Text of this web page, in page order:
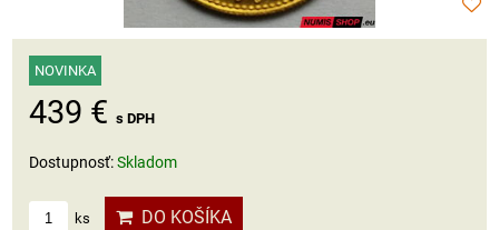
NOVINKA
439 € s DPH
Dostupnosť:Skladom
ks DO KOŠÍKA